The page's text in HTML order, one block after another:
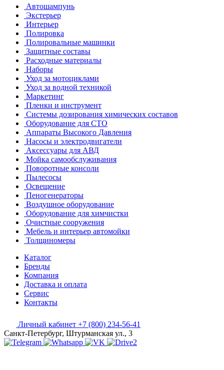
Автошампунь
Экстерьер
Интерьер
Полировка
Полировальные машинки
Защитные составы
Расходные материалы
Наборы
Уход за мотоциклами
Уход за водной техникой
Маркетинг
Пленки и инструмент
Системы дозирования химических составов
Оборудование для СТО
Аппараты Высокого Давления
Насосы и электродвигатели
Аксессуары для АВД
Мойка самообслуживания
Поворотные консоли
Пылесосы
Освещение
Пеногенераторы
Воздушное оборудование
Оборудование для химчистки
Очистные сооружения
Мебель и интерьер автомойки
Толщиномеры
Каталог
Бренды
Компания
Доставка и оплата
Сервис
Контакты
Личный кабинет +7 (800) 234-56-41
Санкт-Петербург, Штурманская ул., 3